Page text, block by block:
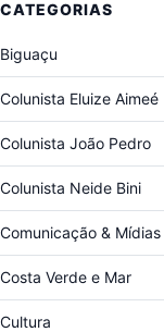
CATEGORIAS
Biguaçu
Colunista Eluize Aimeé
Colunista João Pedro
Colunista Neide Bini
Comunicação & Mídias
Costa Verde e Mar
Cultura